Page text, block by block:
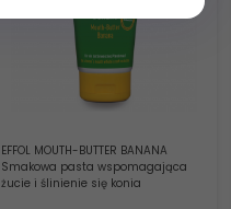
EFFOL MOUTH-BUTTER BANANA
Smakowa pasta wspomagająca
żucie i ślinienie się konia